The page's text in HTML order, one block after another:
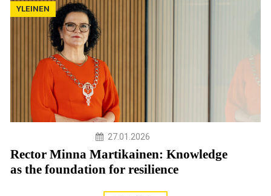
YLEINEN
27.01.2026
Rector Minna Martikainen: Knowledge
as the foundation for resilience